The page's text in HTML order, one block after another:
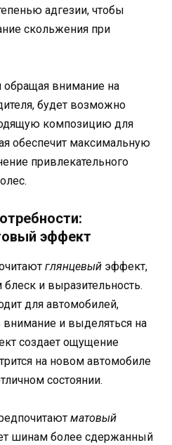
адгезии, чтобы
скольжения при
обращая внимание на
будет возможно
композицию для
обеспечит максимальную
привлекательного
эффект
глянцевый эффект,
и выразительность.
для автомобилей,
внимание и выделяться на
создает ощущение
на новом автомобиле
состоянии.
матовый
шинам более сдержанный